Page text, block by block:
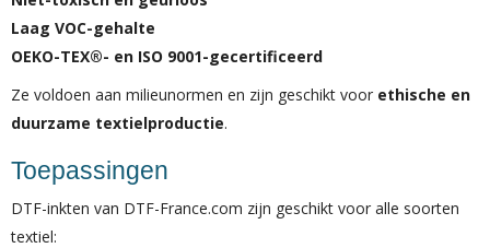
Laag VOC-gehalte
OEKO-TEX®- en ISO 9001-gecertificeerd
Ze voldoen aan milieunormen en zijn geschikt voor ethische en
duurzame textielproductie.
Toepassingen
DTF-inkten van DTF-France.com zijn geschikt voor alle soorten
textiel: